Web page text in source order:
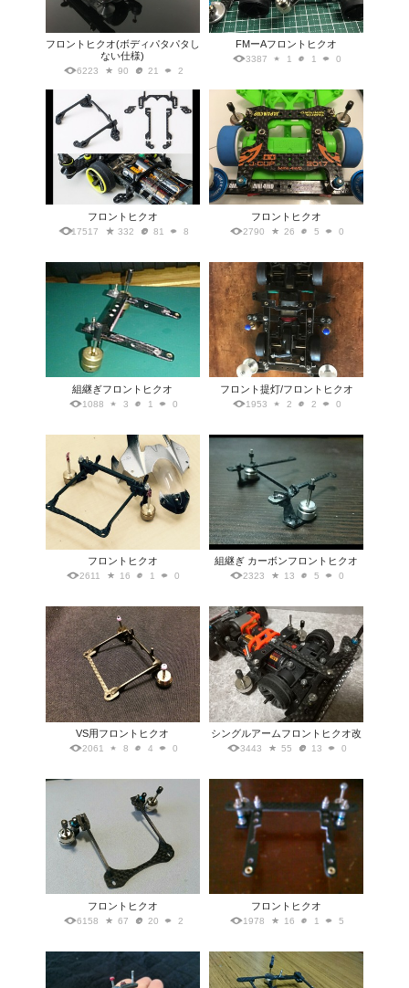
フロントヒクオ(ボディパタパタし
ない仕様)
6223 90 21 2
FMーAフロントヒクオ
3387 1 1 0
フロントヒクオ
17517 332 81 8
フロントヒクオ
2790 26 5 0
組継ぎフロントヒクオ
1088 3 1 0
フロント提灯/フロントヒクオ
1953 2 2 0
フロントヒクオ
2611 16 1 0
組継ぎ カーボンフロントヒクオ
2323 13 5 0
VS用フロントヒクオ
2061 8 4 0
シングルアームフロントヒクオ改
3443 55 13 0
フロントヒクオ
6158 67 20 2
フロントヒクオ
1978 16 1 5